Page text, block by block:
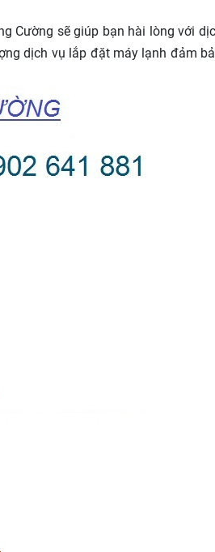
Cường sẽ giúp bạn hài lòng với
dịch vụ lắp đặt máy lạnh đảm